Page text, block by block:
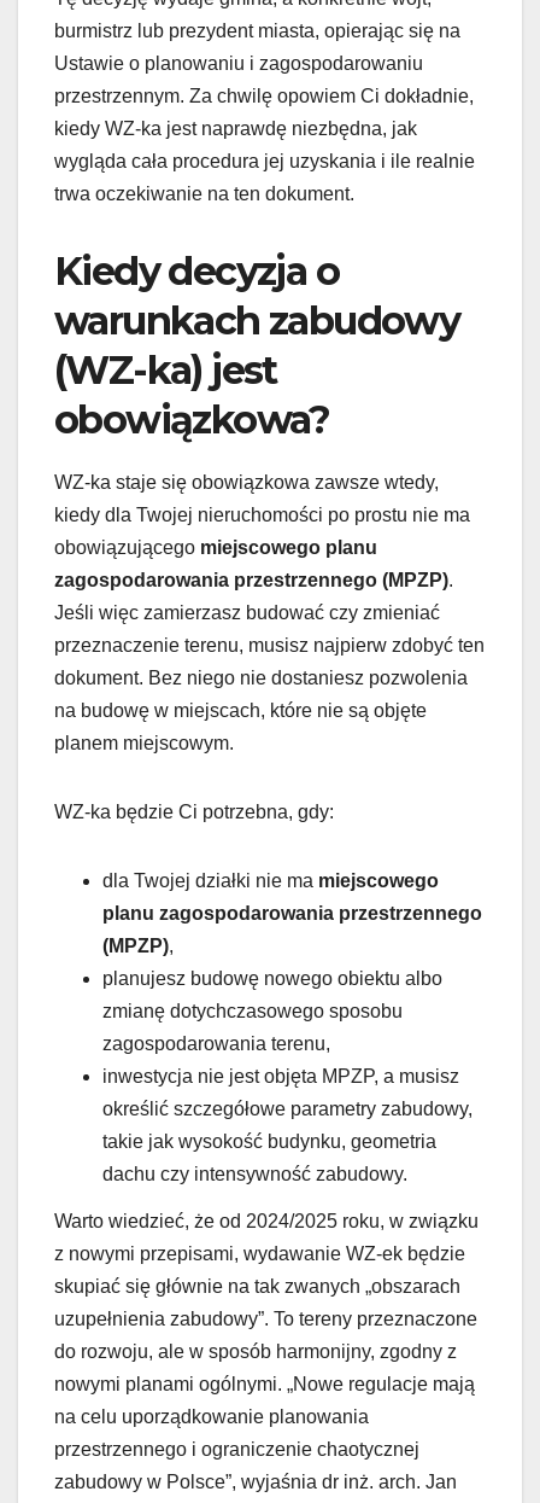
burmistrz lub prezydent miasta, opierając się na
Ustawie o planowaniu i zagospodarowaniu
przestrzennym. Za chwilę opowiem Ci dokładnie,
kiedy WZ-ka jest naprawdę niezbędna, jak
wygląda cała procedura jej uzyskania i ile realnie
trwa oczekiwanie na ten dokument.
Kiedy decyzja o
warunkach zabudowy
(WZ-ka) jest
obowiązkowa?
WZ-ka staje się obowiązkowa zawsze wtedy,
kiedy dla Twojej nieruchomości po prostu nie ma
obowiązującego miejscowego planu
zagospodarowania przestrzennego (MPZP).
Jeśli więc zamierzasz budować czy zmieniać
przeznaczenie terenu, musisz najpierw zdobyć ten
dokument. Bez niego nie dostaniesz pozwolenia
na budowę w miejscach, które nie są objęte
planem miejscowym.
WZ-ka będzie Ci potrzebna, gdy:
dla Twojej działki nie ma miejscowego
planu zagospodarowania przestrzennego
(MPZP),
planujesz budowę nowego obiektu albo
zmianę dotychczasowego sposobu
zagospodarowania terenu,
inwestycja nie jest objęta MPZP, a musisz
określić szczegółowe parametry zabudowy,
takie jak wysokość budynku, geometria
dachu czy intensywność zabudowy.
Warto wiedzieć, że od 2024/2025 roku, w związku
z nowymi przepisami, wydawanie WZ-ek będzie
skupiać się głównie na tak zwanych „obszarach
uzupełnienia zabudowy”. To tereny przeznaczone
do rozwoju, ale w sposób harmonijny, zgodny z
nowymi planami ogólnymi. „Nowe regulacje mają
na celu uporządkowanie planowania
przestrzennego i ograniczenie chaotycznej
zabudowy w Polsce”, wyjaśnia dr inż. arch. Jan